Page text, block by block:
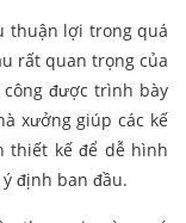
thuận lợi trong quá
rất quan trọng của
được trình bày
xưởng giúp các kế
thiết kế để dễ hình
định ban đầu.